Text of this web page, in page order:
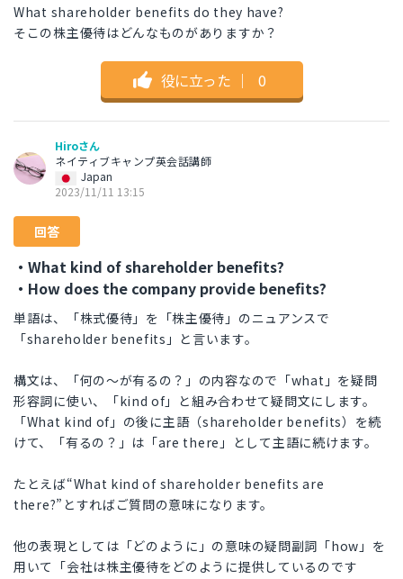
What shareholder benefits do they have?
そこの株主優待はどんなものがありますか？
役に立った ｜ 0
Hiroさん
ネイティブキャンプ英会話講師
Japan
2023/11/11 13:15
回答
・What kind of shareholder benefits?
・How does the company provide benefits?
単語は、「株式優待」を「株主優待」のニュアンスで
「shareholder benefits」と言います。
構文は、「何の～が有るの？」の内容なので「what」を疑問
形容詞に使い、「kind of」と組み合わせて疑問文にします。
「What kind of」の後に主語（shareholder benefits）を続
けて、「有るの？」は「are there」として主語に続けます。
たとえば“What kind of shareholder benefits are
there?”とすればご質問の意味になります。
他の表現としては「どのように」の意味の疑問副詞「how」を
用いて「会社は株主優待をどのように提供しているのです